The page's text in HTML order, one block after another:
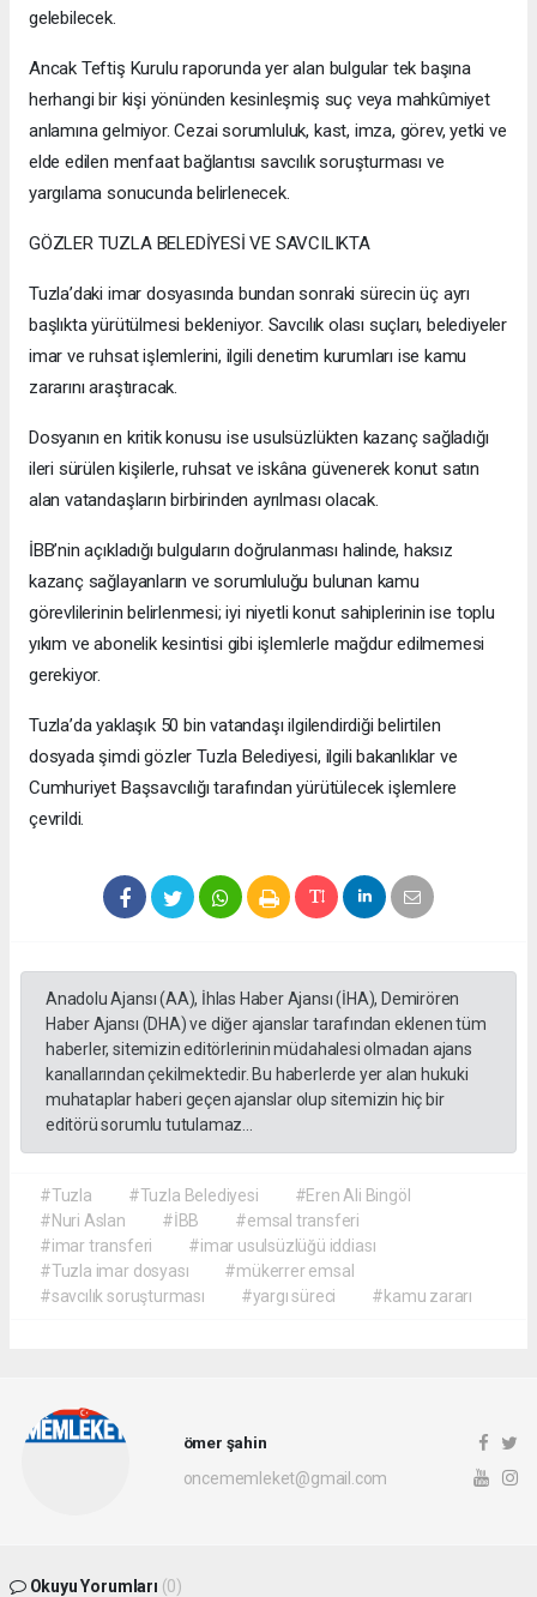
gelebilecek.
Ancak Teftiş Kurulu raporunda yer alan bulgular tek başına
herhangi bir kişi yönünden kesinleşmiş suç veya mahkûmiyet
anlamına gelmiyor. Cezai sorumluluk, kast, imza, görev, yetki ve
elde edilen menfaat bağlantısı savcılık soruşturması ve
yargılama sonucunda belirlenecek.
GÖZLER TUZLA BELEDİYESİ VE SAVCILIKTA
Tuzla’daki imar dosyasında bundan sonraki sürecin üç ayrı
başlıkta yürütülmesi bekleniyor. Savcılık olası suçları, belediyeler
imar ve ruhsat işlemlerini, ilgili denetim kurumları ise kamu
zararını araştıracak.
Dosyanın en kritik konusu ise usulsüzlükten kazanç sağladığı
ileri sürülen kişilerle, ruhsat ve iskâna güvenerek konut satın
alan vatandaşların birbirinden ayrılması olacak.
İBB’nin açıkladığı bulguların doğrulanması halinde, haksız
kazanç sağlayanların ve sorumluluğu bulunan kamu
görevlilerinin belirlenmesi; iyi niyetli konut sahiplerinin ise toplu
yıkım ve abonelik kesintisi gibi işlemlerle mağdur edilmemesi
gerekiyor.
Tuzla’da yaklaşık 50 bin vatandaşı ilgilendirdiği belirtilen
dosyada şimdi gözler Tuzla Belediyesi, ilgili bakanlıklar ve
Cumhuriyet Başsavcılığı tarafından yürütülecek işlemlere
çevrildi.
Anadolu Ajansı (AA), İhlas Haber Ajansı (İHA), Demirören
Haber Ajansı (DHA) ve diğer ajanslar tarafından eklenen tüm
haberler, sitemizin editörlerinin müdahalesi olmadan ajans
kanallarından çekilmektedir. Bu haberlerde yer alan hukuki
muhataplar haberi geçen ajanslar olup sitemizin hiç bir
editörü sorumlu tutulamaz...
#Tuzla #Tuzla Belediyesi
#Eren Ali Bingöl
#Nuri Aslan
#İBB
#emsal transferi
#imar transferi
#imar usulsüzlüğü iddiası
#Tuzla imar dosyası
#mükerrer emsal
#savcılık soruşturması
#yargı süreci #kamu zararı
ömer şahin
oncememleket@gmail.com
Okuyu Yorumları (0)